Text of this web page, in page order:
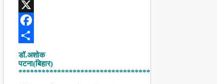
WhatsApp
X
Facebook
Share
डॉ.अशोक
पटना(बिहार)
**********************************